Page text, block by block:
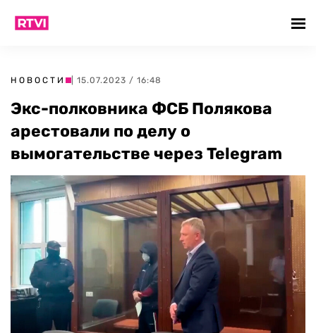
НОВОСТИ | 15.07.2023 / 16:48
Экс-полковника ФСБ Полякова
арестовали по делу о
вымогательстве через Telegram